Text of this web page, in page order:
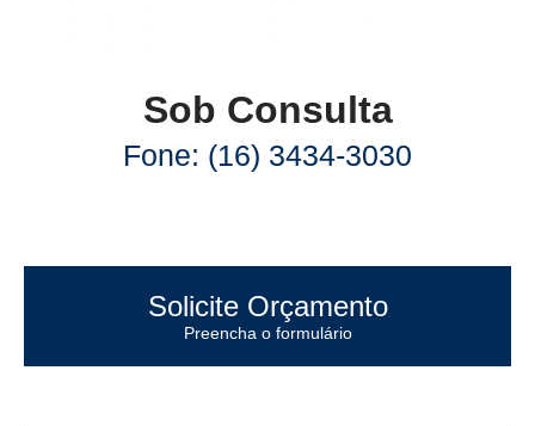
Sob Consulta
Fone: (16) 3434-3030
Solicite Orçamento
Preencha o formulário